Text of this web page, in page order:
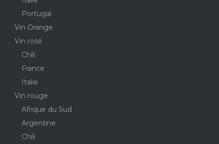
Portugal
Vin Orange
Vin rosé
Chili
France
Italie
Vin rouge
Afrique du Sud
Argentine
Chili